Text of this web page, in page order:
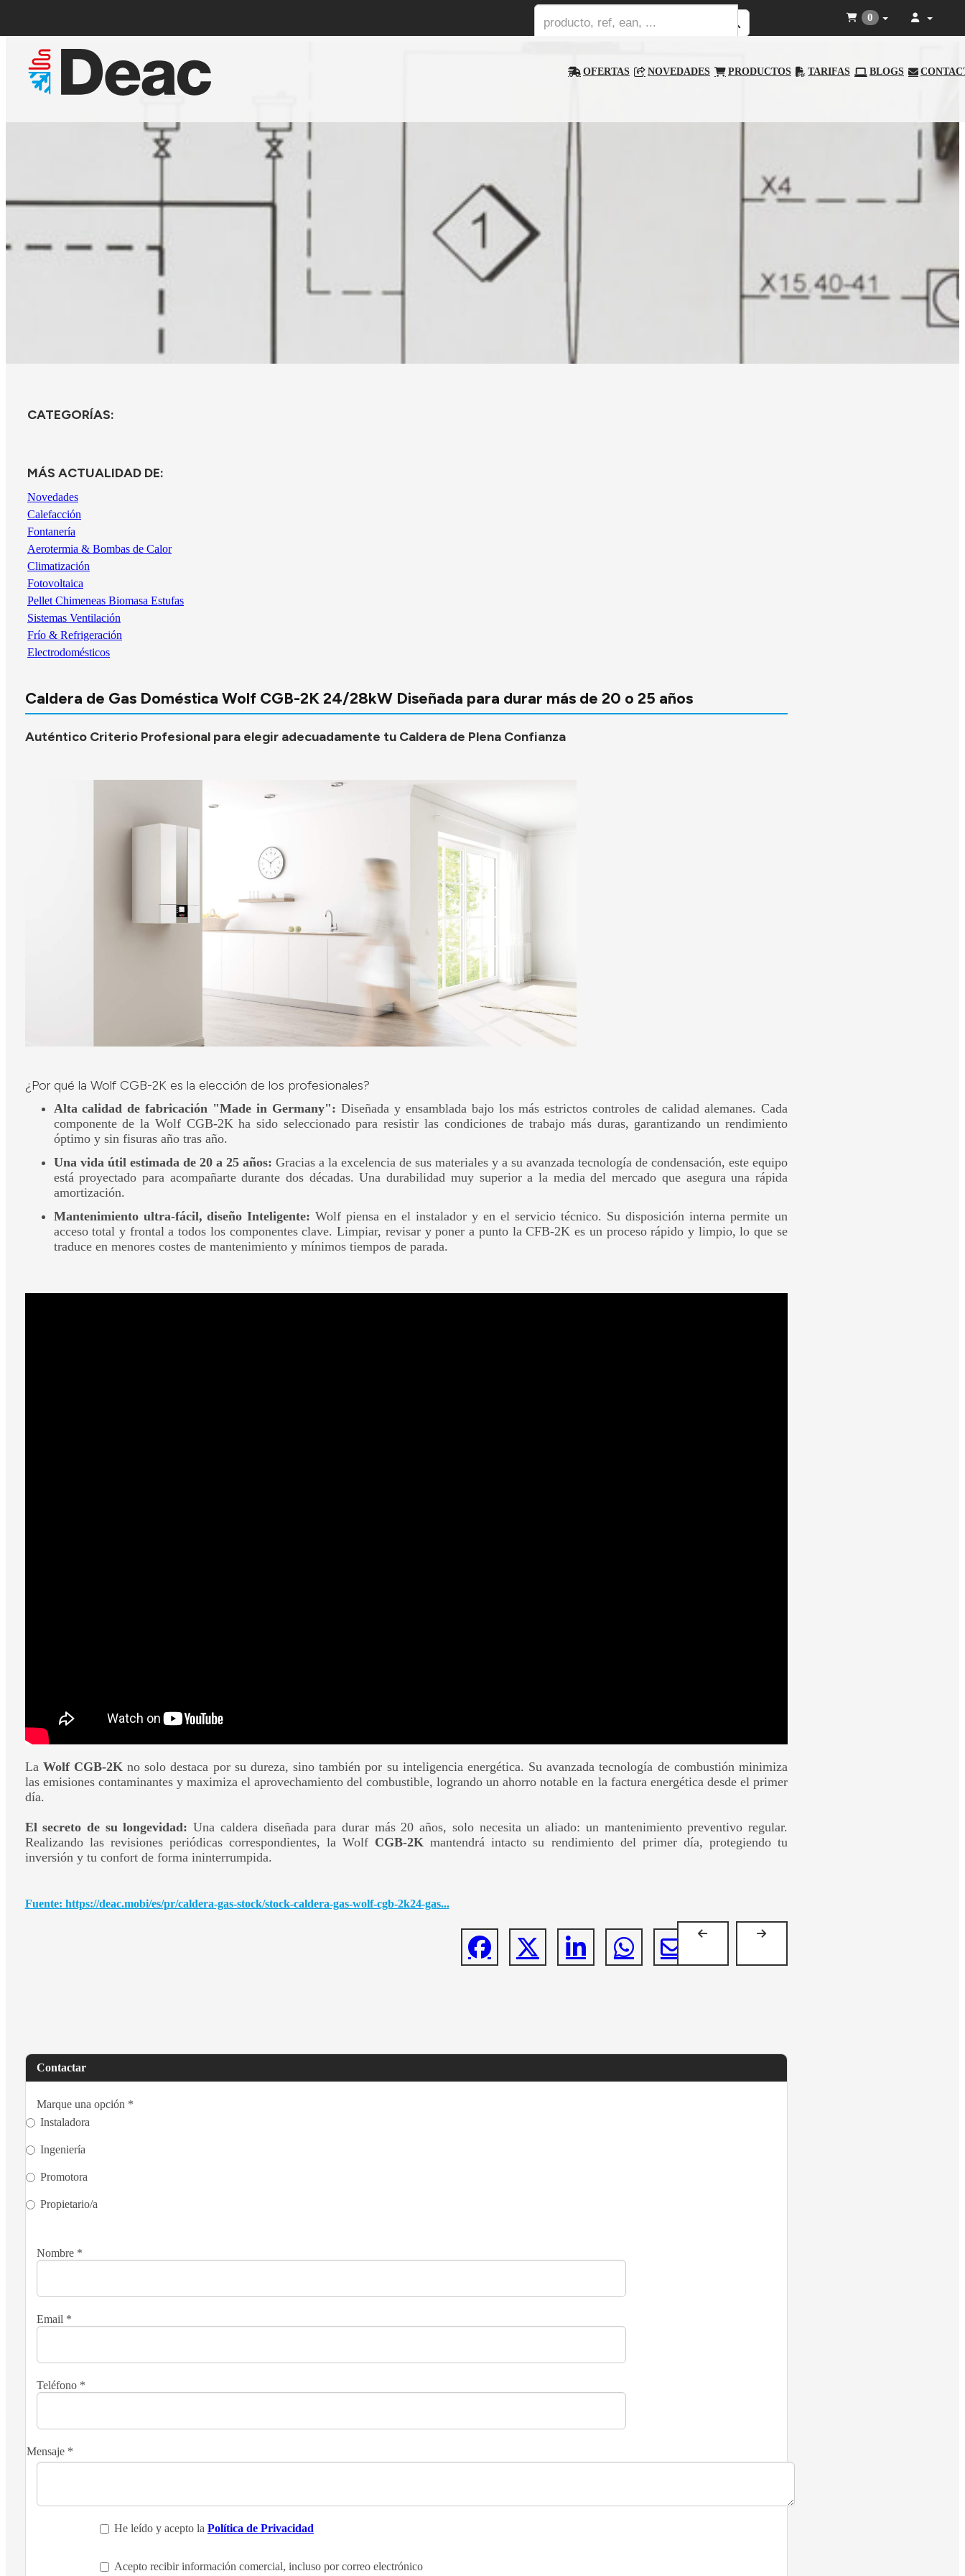
OFERTAS NOVEDADES PRODUCTOS TARIFAS BLOGS
0
CATEGORÍAS:
MÁS ACTUALIDAD DE:
Novedades
Calefacción
Fontanería
Aerotermia & Bombas de Calor
Climatización
Fotovoltaica
Pellet Chimeneas Biomasa Estufas
Sistemas Ventilación
Frío & Refrigeración
Electrodomésticos
Caldera de Gas Doméstica Wolf CGB-2K 24/28kW Diseñada para durar más de 20 o 25 años
Auténtico Criterio Profesional para elegir adecuadamente tu Caldera de Plena Confianza
¿Por qué la Wolf CGB-2K es la elección de los profesionales?
Alta calidad de fabricación "Made in Germany": Diseñada y ensamblada bajo los más estrictos controles de calidad alemanes. Cada
componente de la Wolf CGB-2K ha sido seleccionado para resistir las condiciones de trabajo más duras, garantizando un rendimiento
óptimo y sin fisuras año tras año.
Una vida útil estimada de 20 a 25 años: Gracias a la excelencia de sus materiales y a su avanzada tecnología de condensación, este equipo
está proyectado para acompañarte durante dos décadas. Una durabilidad muy superior a la media del mercado que asegura una rápida
amortización.
Mantenimiento ultra-fácil, diseño Inteligente: Wolf piensa en el instalador y en el servicio técnico. Su disposición interna permite un
acceso total y frontal a todos los componentes clave. Limpiar, revisar y poner a punto la CFB-2K es un proceso rápido y limpio, lo que se
traduce en menores costes de mantenimiento y mínimos tiempos de parada.
La Wolf CGB-2K no solo destaca por su dureza, sino también por su inteligencia energética. Su avanzada tecnología de combustión minimiza
las emisiones contaminantes y maximiza el aprovechamiento del combustible, logrando un ahorro notable en la factura energética desde el primer
día.
El secreto de su longevidad: Una caldera diseñada para durar más 20 años, solo necesita un aliado: un mantenimiento preventivo regular.
Realizando las revisiones periódicas correspondientes, la Wolf CGB-2K mantendrá intacto su rendimiento del primer día, protegiendo tu
inversión y tu confort de forma ininterrumpida.
Fuente: https://deac.mobi/es/pr/caldera-gas-stock/stock-caldera-gas-wolf-cgb-2k24-gas...
Contactar
Marque una opción *
Instaladora
Ingeniería
Promotora
Propietario/a
Nombre *
Email *
Teléfono *
Mensaje *
He leído y acepto la Política de Privacidad
Acepto recibir información comercial, incluso por correo electrónico